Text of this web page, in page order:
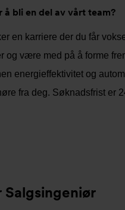
å bli en del av vårt team?
en karriere der du får
og være med på å forme
energieffektivitet og
fra deg. Søknadsfrist er
Salgsingeniør